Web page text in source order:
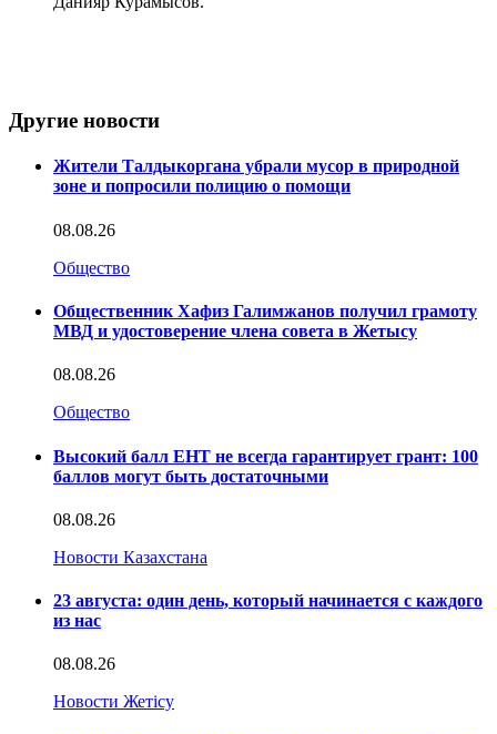
Другие новости
Жители Талдыкоргана убрали мусор в природной
зоне и попросили полицию о помощи
08.08.26
Общество
Общественник Хафиз Галимжанов получил грамоту
МВД и удостоверение члена совета в Жетысу
08.08.26
Общество
Высокий балл ЕНТ не всегда гарантирует грант: 100
баллов могут быть достаточными
08.08.26
Новости Казахстана
23 августа: один день, который начинается с каждого
из нас
08.08.26
Новости Жетісу